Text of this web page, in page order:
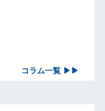
コラム一覧 ▶▶